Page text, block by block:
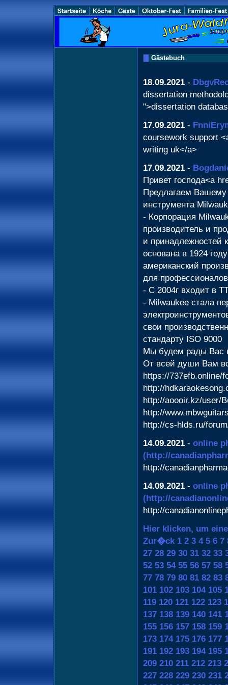
Gästebuch
18.09.2021 -
dissertation
">dissertation
17.09.2021 -
coursework support
writing uk</a>
17.09.2021 -
Привет господа<a
Предлагаем Вашему
инструмента
- Корпорация
производитель и
и принадлежностей
основана в 1924
американский
для
- С 2004г входит в
- Milwaukee стала
свои
стандарту ISO 9000
Мы будем рады Вас
От всей души Вам
https://737efb.online/
http://
http://aoooir.kz/user/
http://
http://cs-hlds.ru/
14.09.2021 - online
(http://
http://
14.09.2021 - online
(http://
http://
Hier klicken, um
Zur�ck 1 2 3 4 5 6 7
27 28 29 30 31 32 33
52 53 54 55 56 57 58
77 78 79 80 81 82 83
101 102 103 104 105
119 120 121 122 123
137 138 139 140 141
155 156 157 158 159
173 174 175 176 177
191 192 193 194 195
209 210 211 212 213
227 228 229 230 231